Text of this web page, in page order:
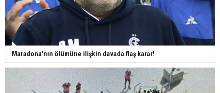
Maradona'nın ölümüne ilişkin davada flaş karar!